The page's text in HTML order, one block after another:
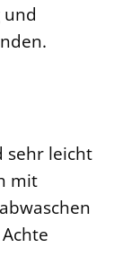
sehr leicht
mit